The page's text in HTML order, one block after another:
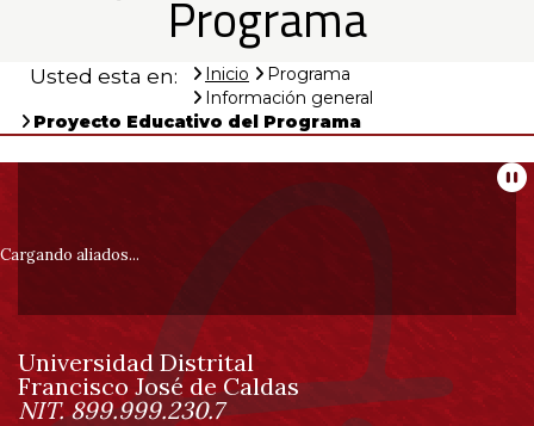
de
Sistemas
Programa
0
de
0
Siguiente
Usted esta en: Inicio
Programa
Información general
Proyecto Educativo del Programa
Información
pie
de
página
Cargando aliados...
Información
Universidad Distrital
Francisco José de Caldas
NIT. 899.999.230.7